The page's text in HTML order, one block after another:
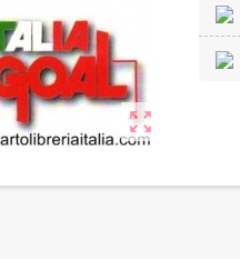
zoom_out_map